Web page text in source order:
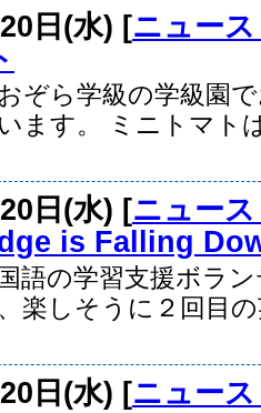
日(水) [ニュー
ぞら学級の学級園
ます。 ミニトマト
日(水) [ニュー
is Falling
語の学習支援ボラ
楽しそうに２回目
日(水) [ニュー